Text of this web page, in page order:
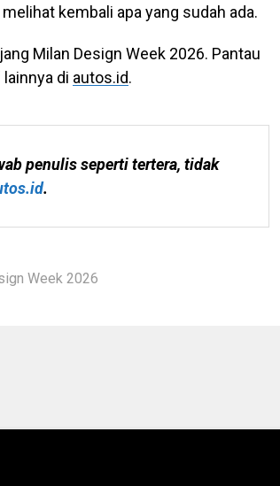
kembali apa yang sudah ada.
Milan Design Week 2026. Pantau
di autos.id.
penulis seperti tertera, tidak
.
Week 2026